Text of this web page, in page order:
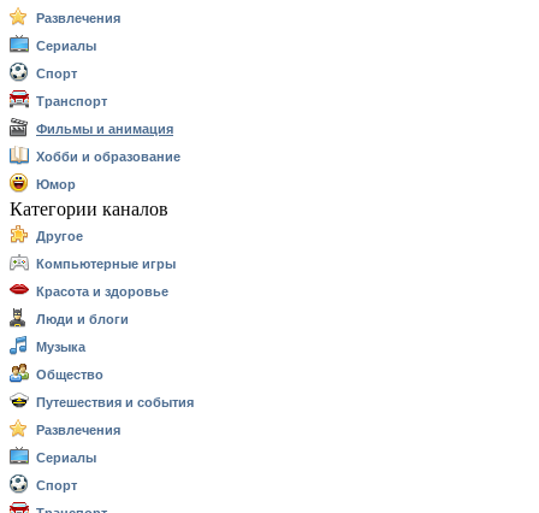
Развлечения
Сериалы
Спорт
Транспорт
Фильмы и анимация
Хобби и образование
Юмор
Категории каналов
Другое
Компьютерные игры
Красота и здоровье
Люди и блоги
Музыка
Общество
Путешествия и события
Развлечения
Сериалы
Спорт